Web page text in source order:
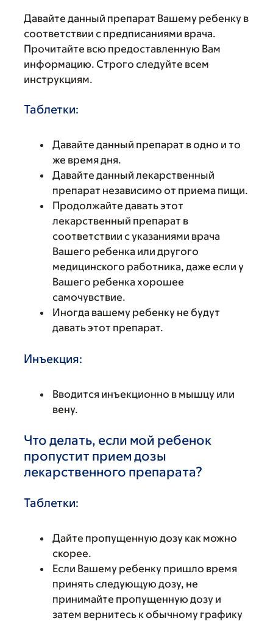
Давайте данный препарат Вашему ребенку в
соответствии с предписаниями врача.
Прочитайте всю предоставленную Вам
информацию. Строго следуйте всем
инструкциям.
Таблетки:
Давайте данный препарат в одно и то
же время дня.
Давайте данный лекарственный
препарат независимо от приема пищи.
Продолжайте давать этот
лекарственный препарат в
соответствии с указаниями врача
Вашего ребенка или другого
медицинского работника, даже если у
Вашего ребенка хорошее
самочувствие.
Иногда вашему ребенку не будут
давать этот препарат.
Инъекция:
Вводится инъекционно в мышцу или
вену.
Что делать, если мой ребенок
пропустит прием дозы
лекарственного препарата?
Таблетки:
Дайте пропущенную дозу как можно
скорее.
Если Вашему ребенку пришло время
принять следующую дозу, не
принимайте пропущенную дозу и
затем вернитесь к обычному графику